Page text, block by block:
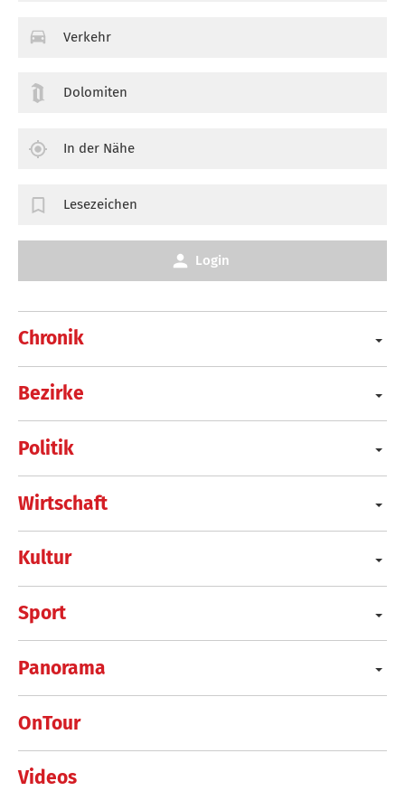
Chronik
Bezirke
Politik
Wirtschaft
Kultur
Sport
Panorama
OnTour
Videos
Verkehr
Dolomiten
In der Nähe
Lesezeichen
Login